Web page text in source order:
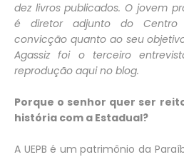
dez livros publicados. O jovem
é diretor adjunto do Centro
convicção quanto ao seu
Agassiz foi o terceiro
reprodução aqui no blog.
Porque o senhor quer ser
história com a Estadual?
A UEPB é um patrimônio da